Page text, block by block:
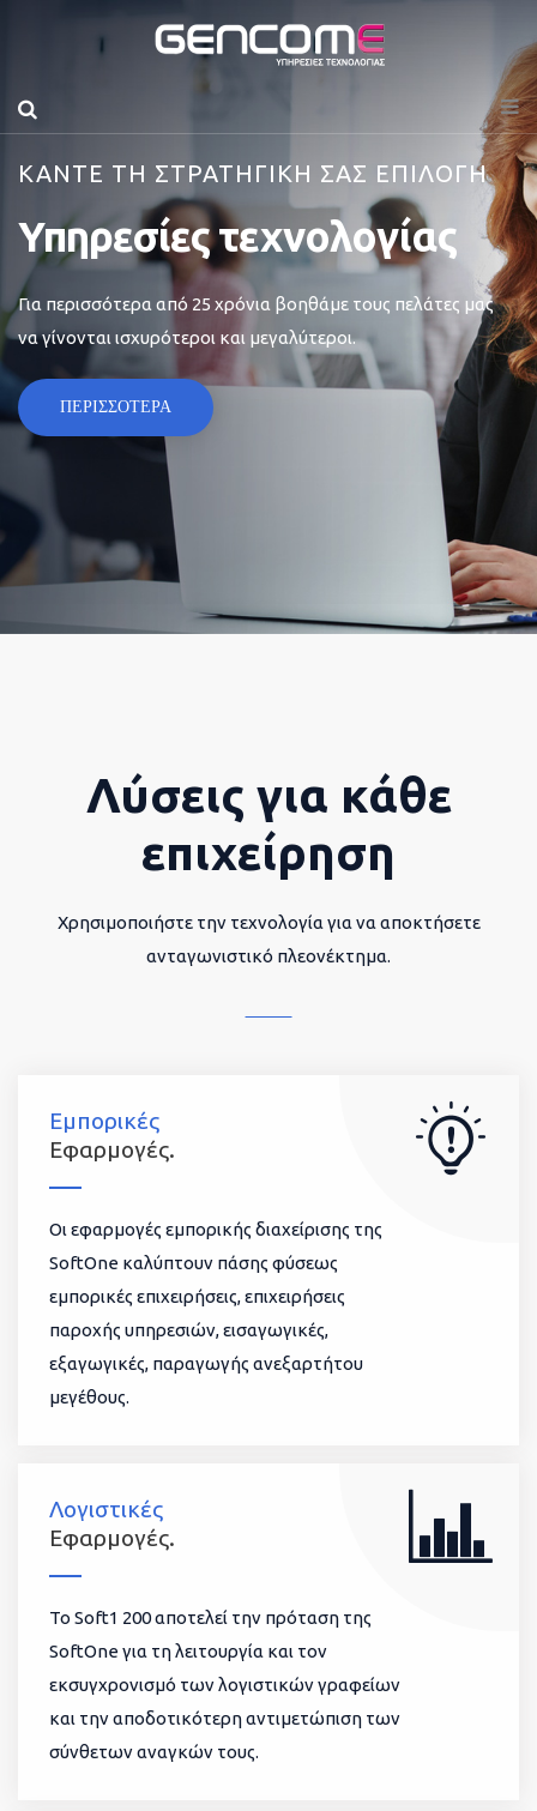
ΚΑΝΤΕ ΤΗ ΣΤΡΑΤΗΓΙΚΗ ΣΑΣ ΕΠΙΛΟΓΗ
Υπηρεσίες τεχνολογίας
Για περισσότερα από 25 χρόνια βοηθάμε τους πελάτες μας
να γίνονται ισχυρότεροι και μεγαλύτεροι.
ΠΕΡΙΣΣΟΤΕΡΑ
Λύσεις για κάθε
επιχείρηση
Χρησιμοποιήστε την τεχνολογία για να αποκτήσετε
ανταγωνιστικό πλεονέκτημα.
Εμπορικές
Εφαρμογές.
Οι εφαρμογές εμπορικής διαχείρισης της
SoftOne καλύπτουν πάσης φύσεως
εμπορικές επιχειρήσεις, επιχειρήσεις
παροχής υπηρεσιών, εισαγωγικές,
εξαγωγικές, παραγωγής ανεξαρτήτου
μεγέθους.
Λογιστικές
Εφαρμογές.
To Soft1 200 αποτελεί την πρόταση της
SoftOne για τη λειτουργία και τον
εκσυγχρονισμό των λογιστικών γραφείων
και την αποδοτικότερη αντιμετώπιση των
σύνθετων αναγκών τους.